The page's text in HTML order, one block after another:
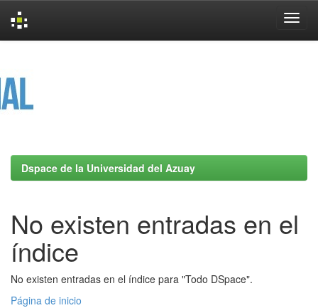
Dspace de la Universidad del Azuay
No existen entradas en el
índice
No existen entradas en el índice para "Todo DSpace".
Página de inicio